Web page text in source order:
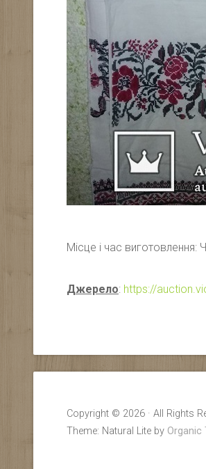
Місце і час
Джерело: https://
Copyright © 2026 · All
Theme: Natural Lite by Organic